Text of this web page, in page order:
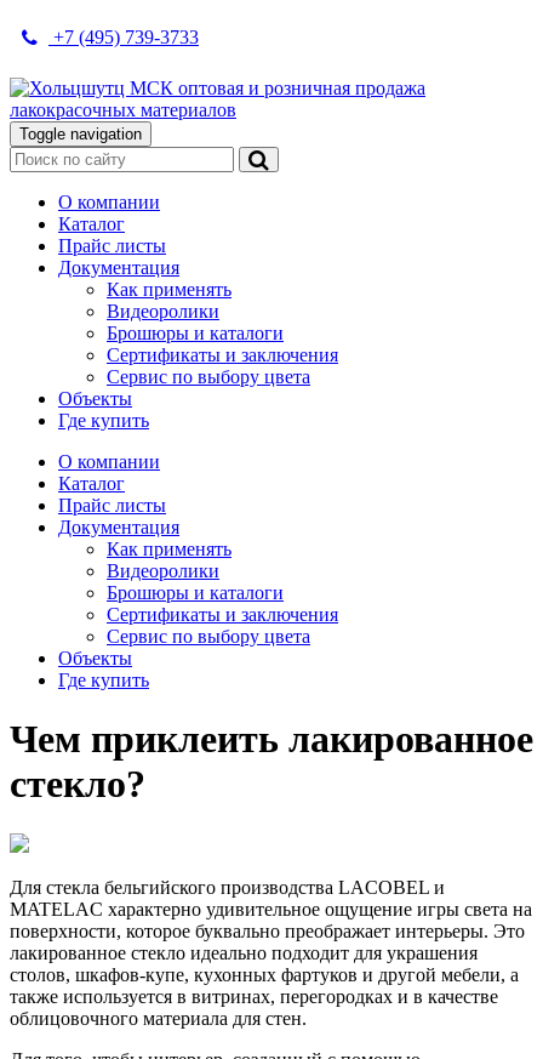
+7 (495) 739-3733
Toggle navigation
О компании
Каталог
Прайс листы
Документация
Как применять
Видеоролики
Брошюры и каталоги
Сертификаты и заключения
Сервис по выбору цвета
Объекты
Где купить
О компании
Каталог
Прайс листы
Документация
Как применять
Видеоролики
Брошюры и каталоги
Сертификаты и заключения
Сервис по выбору цвета
Объекты
Где купить
Чем приклеить лакированное
стекло?
Для стекла бельгийского производства LACOBEL и
MATELAC характерно удивительное ощущение игры света на
поверхности, которое буквально преображает интерьеры. Это
лакированное стекло идеально подходит для украшения
столов, шкафов-купе, кухонных фартуков и другой мебели, а
также используется в витринах, перегородках и в качестве
облицовочного материала для стен.